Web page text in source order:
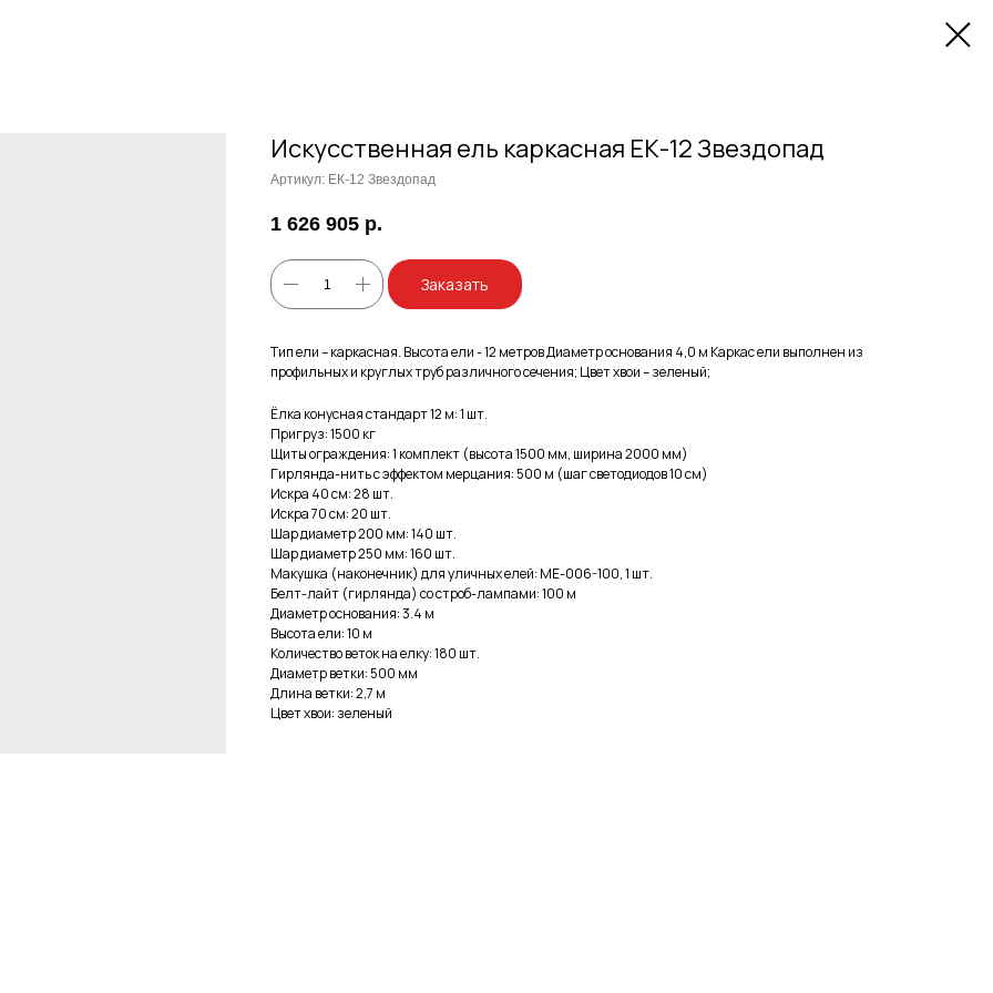
Искусственная ель каркасная ЕК-12 Звездопад
Артикул: ЕК-12 Звездопад
1 626 905 р.
Заказать
Тип ели – каркасная. Высота ели - 12 метров Диаметр основания 4,0 м Каркас ели выполнен из
профильных и круглых труб различного сечения; Цвет хвои – зеленый;
Ёлка конусная стандарт 12 м: 1 шт.
Пригруз: 1500 кг
Щиты ограждения: 1 комплект (высота 1500 мм, ширина 2000 мм)
Гирлянда-нить с эффектом мерцания: 500 м (шаг светодиодов 10 см)
Искра 40 см: 28 шт.
Искра 70 см: 20 шт.
Шар диаметр 200 мм: 140 шт.
Шар диаметр 250 мм: 160 шт.
Макушка (наконечник) для уличных елей: МЕ-006-100, 1 шт.
Белт-лайт (гирлянда) со строб-лампами: 100 м
Диаметр основания: 3.4 м
Высота ели: 10 м
Количество веток на елку: 180 шт.
Диаметр ветки: 500 мм
Длина ветки: 2,7 м
Цвет хвои: зеленый